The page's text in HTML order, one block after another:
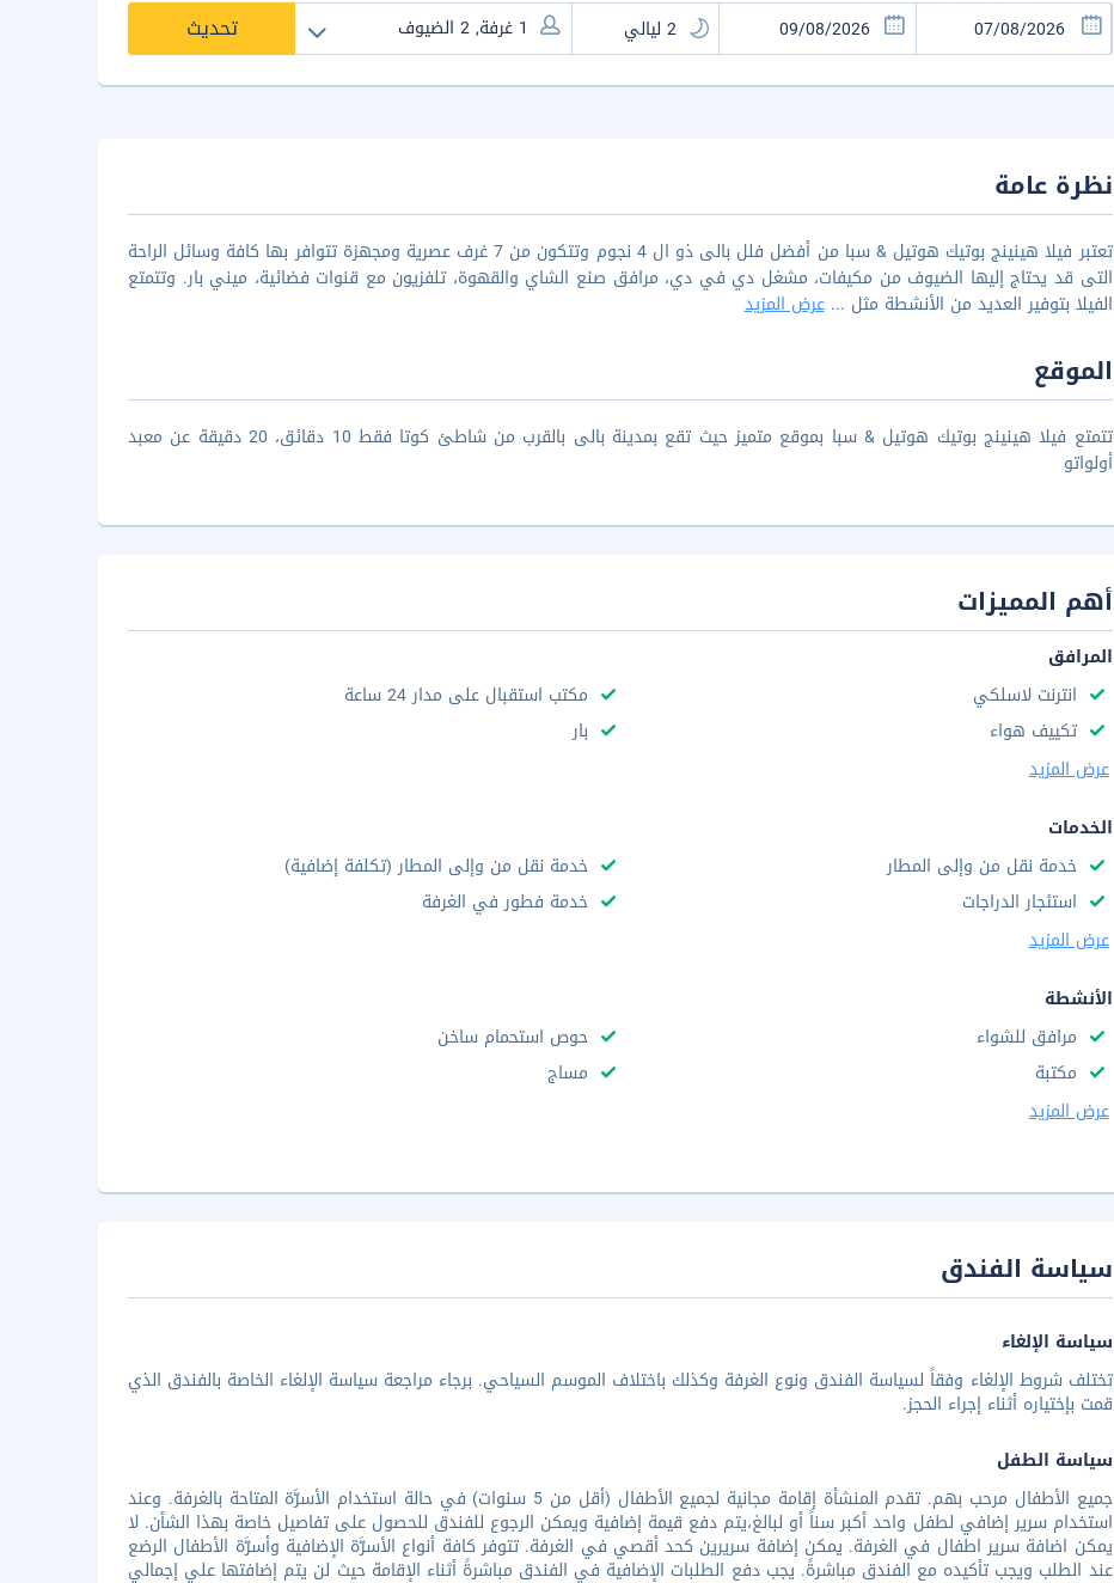
تحديث
نظرة عامة
تعتبر فيلا هينينج بوتيك هوتيل & سبا من أفضل فلل بالى ذو ال 4 نجوم وتتكون من 7 غرف عصرية ومجهزة تتوافر بها كافة وسائل الراحة
التى قد يحتاج إليها الضيوف من مكيفات، مشغل دي في دي، مرافق صنع الشاي والقهوة، تلفزيون مع قنوات فضائية، ميني بار. وتتمتع
الفيلا بتوفير العديد من الأنشطة مثل ...عرض المزيد
الموقع
تتمتع فيلا هينينج بوتيك هوتيل & سبا بموقع متميز حيث تقع بمدينة بالى بالقرب من شاطئ كوتا فقط 10 دقائق، 20 دقيقة عن معبد
أولواتو
أهم المميزات
المرافق
انترنت لاسلكي
مكتب استقبال على مدار 24 ساعة
تكييف هواء
بار
عرض المزيد
الخدمات
خدمة نقل من وإلى المطار
خدمة نقل من وإلى المطار (تكلفة إضافية)
استئجار الدراجات
خدمة فطور في الغرفة
عرض المزيد
الأنشطة
مرافق للشواء
حوص استحمام ساخن
مكتبة
مساج
عرض المزيد
سياسة الفندق
سياسة الإلغاء
تختلف شروط الإلغاء وفقاً لسياسة الفندق ونوع الغرفة وكذلك باختلاف الموسم السياحي. برجاء مراجعة سياسة الإلغاء الخاصة بالفندق الذي
قمت بإختياره أثناء إجراء الحجز.
سياسة الطفل
جميع الأطفال مرحب بهم. تقدم المنشأة إقامة مجانية لجميع الأطفال (أقل من 5 سنوات) في حالة استخدام الأسرَّة المتاحة بالغرفة. وعند
استخدام سرير إضافي لطفل واحد أكبر سناً أو لبالغ،يتم دفع قيمة إضافية ويمكن الرجوع للفندق للحصول على تفاصيل خاصة بهذا الشأن. لا
يمكن اضافة سرير اطفال في الغرفة. يمكن إضافة سريرين كحد أقصي في الغرفة. تتوفر كافة أنواع الأسرَّة الإضافية وأسرَّة الأطفال الرضع
عند الطلب ويجب تأكيده مع الفندق مباشرةً. يجب دفع الطلبات الإضافية في الفندق مباشرةً أثناء الإقامة حيث لن يتم إضافتها علي إجمالي